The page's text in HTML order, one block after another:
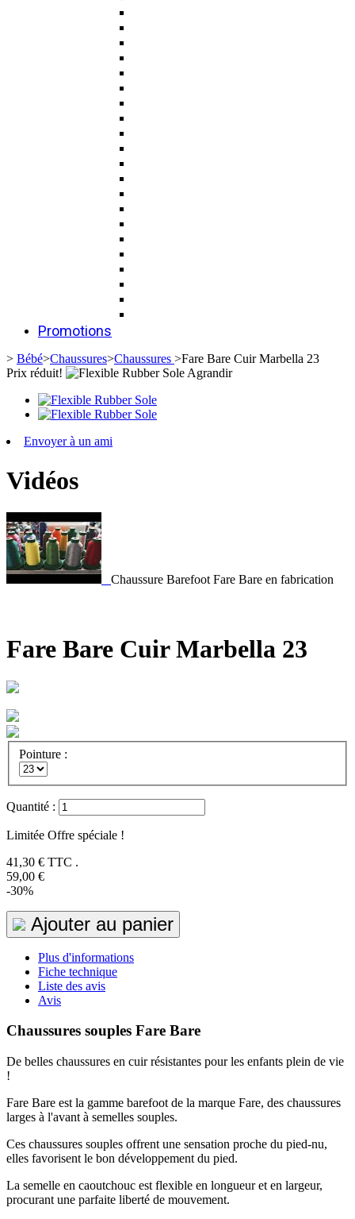
Promotions
> Bébé>Chaussures>Chaussures >Fare Bare Cuir Marbella 23
Prix ​​réduit!
Agrandir
Envoyer à un ami
Vidéos
Chaussure Barefoot Fare Bare en fabrication
Fare Bare Cuir Marbella 23
Pointure :
Quantité :
Limitée Offre spéciale !
41,30 € TTC .
59,00 €
-30%
Ajouter au panier
Plus d'informations
Fiche technique
Liste des avis
Avis
Chaussures souples Fare Bare
De belles chaussures en cuir résistantes pour les enfants plein de vie
!
Fare Bare est la gamme barefoot de la marque Fare, des chaussures
larges à l'avant à semelles souples.
Ces chaussures souples offrent une sensation proche du pied-nu,
elles favorisent le bon développement du pied.
La semelle en caoutchouc est flexible en longueur et en largeur,
procurant une parfaite liberté de mouvement.